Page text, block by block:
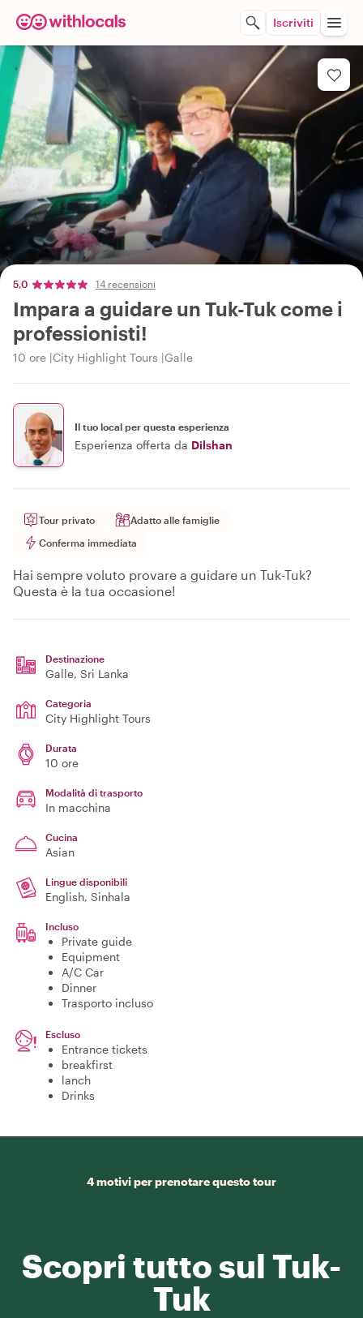
Iscriviti
5,0 14 recensioni
Impara a guidare un Tuk-Tuk come i
professionisti!
10 ore City Highlight Tours Galle
Il tuo local per questa esperienza
Esperienza offerta da Dilshan
Tour privato
Adatto alle famiglie
Conferma immediata
Hai sempre voluto provare a guidare un Tuk-Tuk?
Questa è la tua occasione!
Destinazione
Galle, Sri Lanka
Categoria
City Highlight Tours
Durata
10 ore
Modalità di trasporto
In macchina
Cucina
Asian
Lingue disponibili
English, Sinhala
Incluso
Private guide
Equipment
A/C Car
Dinner
Trasporto incluso
Escluso
Entrance tickets
breakfirst
lanch
Drinks
4 motivi per prenotare questo tour
Scopri tutto sul Tuk-
Tuk